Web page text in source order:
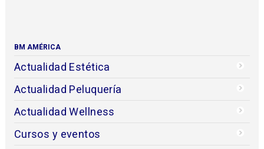
BM AMÉRICA
Actualidad Estética
Actualidad Peluquería
Actualidad Wellness
Cursos y eventos